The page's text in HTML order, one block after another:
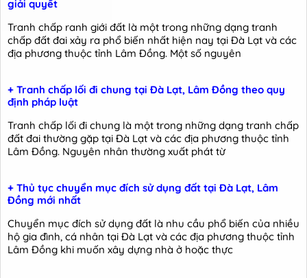
giải quyết
Tranh chấp ranh giới đất là một trong những dạng tranh
chấp đất đai xảy ra phổ biến nhất hiện nay tại Đà Lạt và các
địa phương thuộc tỉnh Lâm Đồng. Một số nguyên
+ Tranh chấp lối đi chung tại Đà Lạt, Lâm Đồng theo quy
định pháp luật
Tranh chấp lối đi chung là một trong những dạng tranh chấp
đất đai thường gặp tại Đà Lạt và các địa phương thuộc tỉnh
Lâm Đồng. Nguyên nhân thường xuất phát từ
+ Thủ tục chuyển mục đích sử dụng đất tại Đà Lạt, Lâm
Đồng mới nhất
Chuyển mục đích sử dụng đất là nhu cầu phổ biến của nhiều
hộ gia đình, cá nhân tại Đà Lạt và các địa phương thuộc tỉnh
Lâm Đồng khi muốn xây dựng nhà ở hoặc thực